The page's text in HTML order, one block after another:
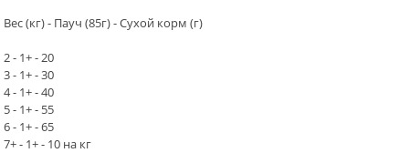
Вес (кг) - Пауч (85г) - Сухой корм (г)
2 - 1+ - 20
3 - 1+ - 30
4 - 1+ - 40
5 - 1+ - 55
6 - 1+ - 65
7+ - 1+ - 10 на кг